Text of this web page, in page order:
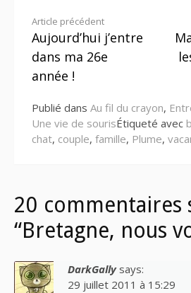
Lire
la
suite
Article précédent
Aujourd’hui j’entre
dans ma 26e
année !
Publié dans Au fil du crayon,
Une vie de sourisÉtiqueté avec
chat, couple, famille, Plume,
20 commentaires
“Bretagne, nous
DarkGally says:
29 juillet 2011 à 15:29